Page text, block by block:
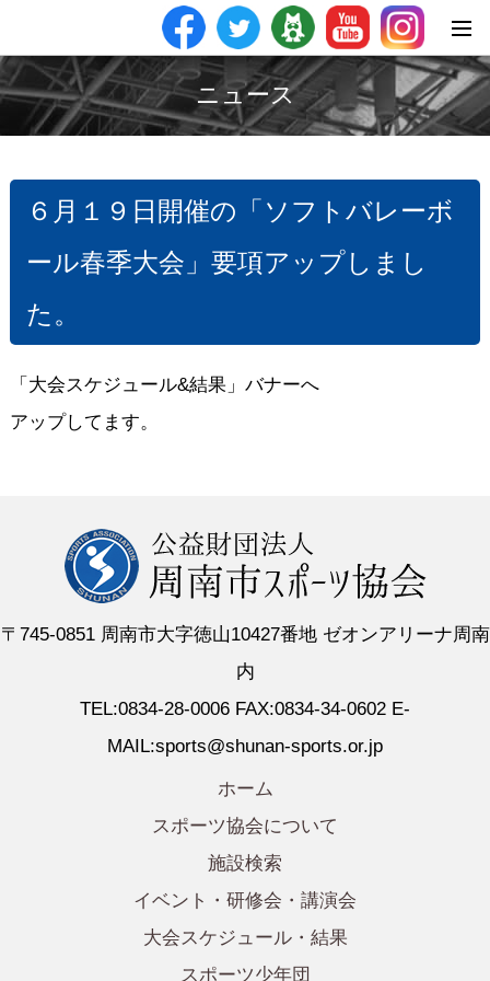
ニュース
６月１９日開催の「ソフトバレーボ
ール春季大会」要項アップしまし
た。
「大会スケジュール&結果」バナーへ
アップしてます。
〒745-0851 周南市大字徳山10427番地 ゼオンアリーナ周南
内
TEL:0834-28-0006 FAX:0834-34-0602 E-
MAIL:sports@shunan-sports.or.jp
ホーム
スポーツ協会について
施設検索
イベント・研修会・講演会
大会スケジュール・結果
スポーツ少年団